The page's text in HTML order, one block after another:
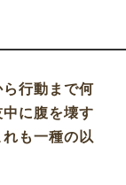
ら行動まで何
に腹を壊す
も一種の以